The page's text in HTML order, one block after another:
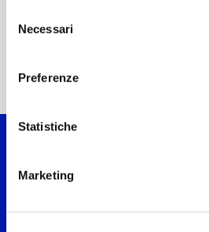
delNecessari
Preferenze
Statistiche
Marketing